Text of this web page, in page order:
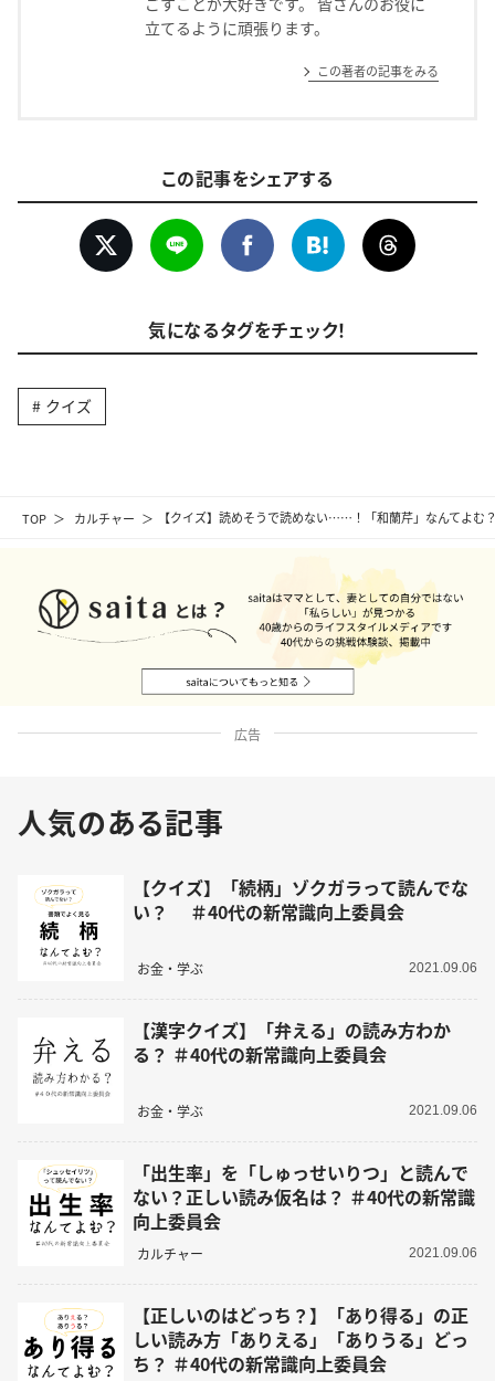
TOP カルチャー 【クイズ】読めそうで読めない……！「和蘭芹」なんてよむ
立てるように頑張ります。
この著者の記事をみる
この記事をシェアする
気になるタグをチェック！
クイズ
広告
人気のある記事
【クイズ】「続柄」ゾクガラって読んでな
い？ ＃40代の新常識向上委員会
お金・学ぶ 2021.09.06
【漢字クイズ】「弁える」の読み方わか
る？ ＃40代の新常識向上委員会
お金・学ぶ 2021.09.06
「出生率」を「しゅっせいりつ」と読んで
ない？正しい読み仮名は？ ＃40代の新常識
向上委員会
カルチャー 2021.09.06
【正しいのはどっち？】「あり得る」の正
しい読み方「ありえる」「ありうる」どっ
ち？ ＃40代の新常識向上委員会